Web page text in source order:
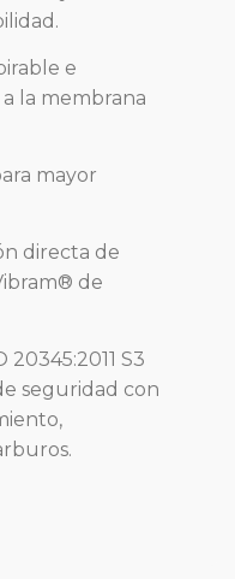
e
la membrana
mayor
directa de
de
20345:2011 S3
seguridad con